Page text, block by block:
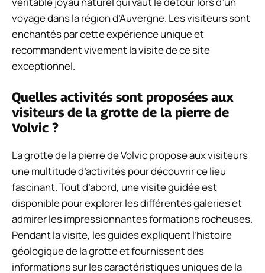
voyage dans la région d’Auvergne. Les visiteurs sont
enchantés par cette expérience unique et
recommandent vivement la visite de ce site
exceptionnel.
Quelles activités sont proposées aux
visiteurs de la grotte de la pierre de
Volvic ?
La grotte de la pierre de Volvic propose aux visiteurs
une multitude d’activités pour découvrir ce lieu
fascinant. Tout d’abord, une visite guidée est
disponible pour explorer les différentes galeries et
admirer les impressionnantes formations rocheuses.
Pendant la visite, les guides expliquent l’histoire
géologique de la grotte et fournissent des
informations sur les caractéristiques uniques de la